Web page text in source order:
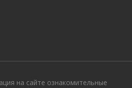
на сайте ознакомительные